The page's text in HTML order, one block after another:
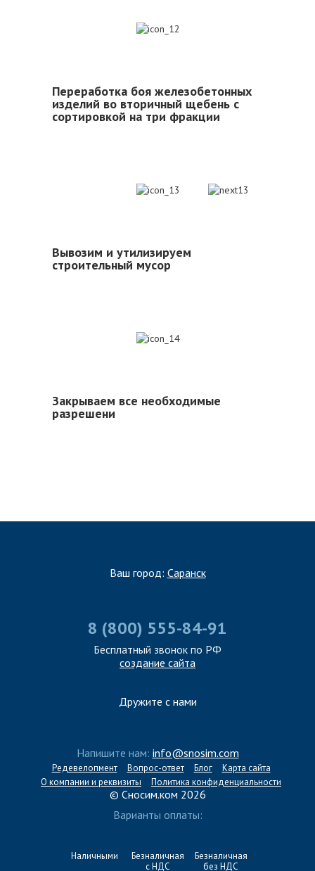
Переработка боя железобетонных
изделий во вторичный щебень с
сортировкой на три фракции
Вывозим и утилизируем
строительный мусор
Закрываем все необходимые
разрешени
Ваш город: Саранск
8 (800) 555-84-91
Бесплатный звонок по РФ
создание сайта
Дружите с нами
Напишите нам: info@snosim.com
Редевелопмент Вопрос-ответ Блог
Карта сайта
О компании и реквизиты
Политика конфиденциальности
© Сносим.ком 2026
Варианты оплаты:
Наличными
Безналичная
с НДС
Безналичная
без НДС